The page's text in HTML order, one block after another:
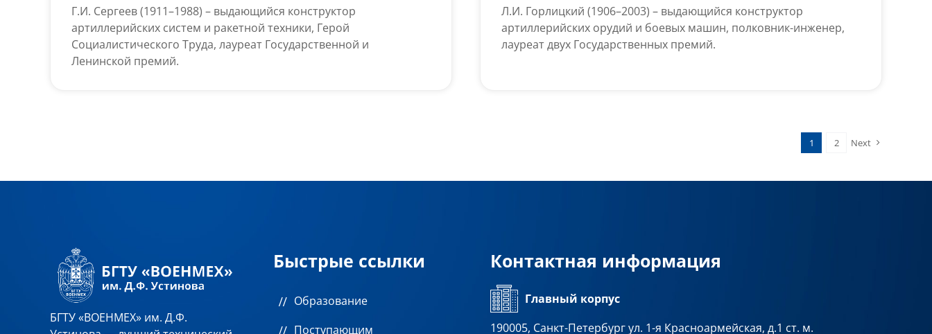
Г.И. Сергеев (1911–1988) – выдающийся конструктор
артиллерийских систем и ракетной техники, Герой
Социалистического Труда, лауреат Государственной и
Ленинской премий.
Л.И. Горлицкий (1906–2003) – выдающийся конструктор
артиллерийских орудий и боевых машин, полковник-инженер,
лауреат двух Государственных премий.
1 2 Next
БГТУ «ВОЕНМЕХ» им. Д.Ф.
Быстрые ссылки
Образование
Поступающим
Контактная информация
Главный корпус
190005, Санкт-Петербург ул. 1-я Красноармейская, д.1 ст. м.